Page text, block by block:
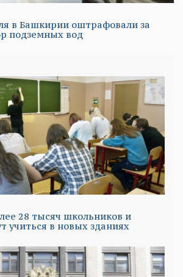
в Башкирии оштрафовали за
подземных вод
28 тысяч школьников и
учиться в новых зданиях